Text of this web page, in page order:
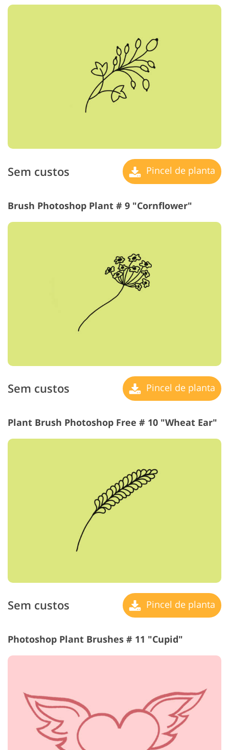
Sem custos Pincel de planta
Brush Photoshop Plant # 9 "Cornflower"
Sem custos Pincel de planta
Plant Brush Photoshop Free # 10 "Wheat Ear"
Sem custos Pincel de planta
Photoshop Plant Brushes # 11 "Cupid"